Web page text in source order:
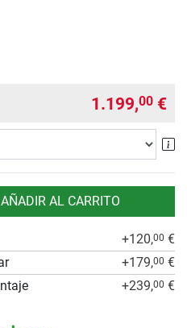
1.199,00 €
AÑADIR AL CARRITO
+120,00 €
+179,00 €
+239,00 €